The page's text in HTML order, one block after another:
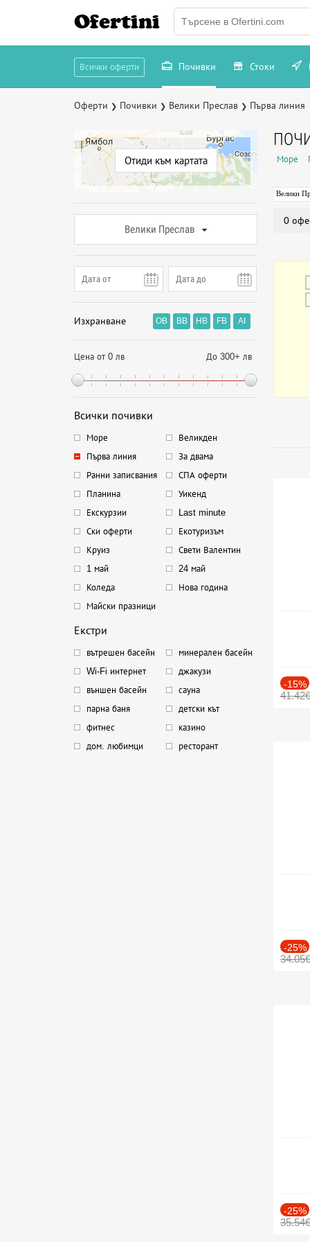
Ofertini
Всички оферти Почивки Стоки
Оферти ❯ Почивки ❯ Велики Преслав ❯ Първа линия
Отиди към картата
Велики Преслав
Изхранване OB BB HB FB AI
Цена от 0 лв До 300+ лв
Всички почивки
Море
Великден
Първа линия
За двама
Ранни записвания
СПА оферти
Планина
Уикенд
Екскурзии
Last minute
Ски оферти
Екотуризъм
Круиз
Свети Валентин
1 май
24 май
Коледа
Нова година
Майски празници
Екстри
вътрешен басейн
минерален басейн
Wi-Fi интернет
джакузи
външен басейн
сауна
парна баня
детски кът
фитнес
казино
дом. любимци
ресторант
Море
Велики
0
-15%
41.42€
-25%
34.05€
-25%
35.54€